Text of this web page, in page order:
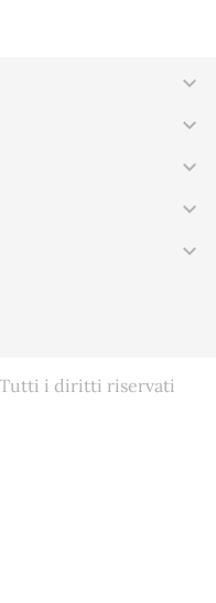





Tutti i diritti riservati